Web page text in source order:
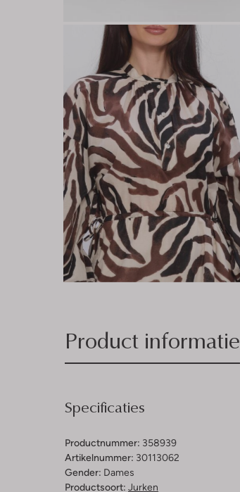
Product informatie
Specificaties
Productnummer: 358939
Artikelnummer: 30113062
Gender: Dames
Productsoort: Jurken